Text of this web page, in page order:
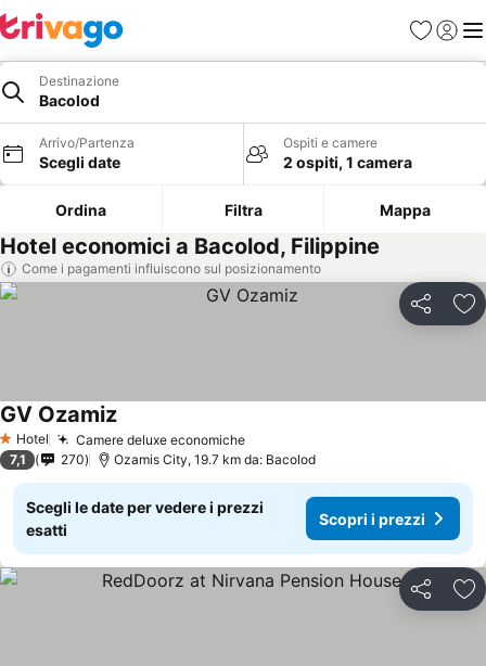
PreferitiAccedi
Destinazione
Bacolod
Arrivo/Partenza
Scegli date
Ospiti e camere
2 ospiti, 1 camera
Ordina Filtra Mappa
Hotel economici a Bacolod, Filippine
Come i pagamenti influiscono sul posizionamento
Condividi
1 Stelle
Hotel Camere deluxe economiche
GV Ozamiz
7,1 270 Ozamis City, 19.7 km da: Bacolod
Scegli le date per vedere i prezzi
esatti
Scopri i prezzi
Condividi